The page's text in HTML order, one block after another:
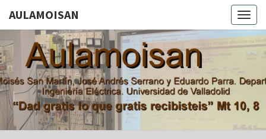
AULAMOISAN
Aula De
Moisés San
Martín, Jose
Eduardo